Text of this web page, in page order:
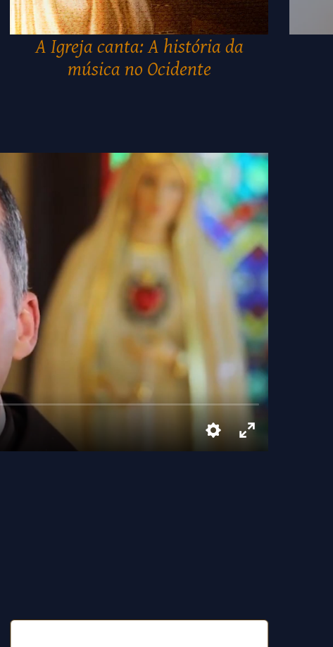
A Igreja canta: A história da
música no Ocidente